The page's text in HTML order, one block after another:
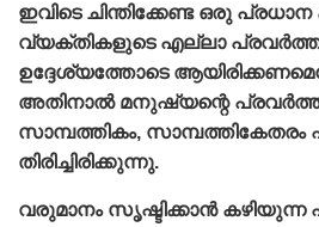
ഇവിടെ ചിന്തിക്കേണ്ട ഒരു
വ്യക്തികളുടെ എല്ലാ
ഉദ്ദേശ്യത്തോടെ
അതിനാല്‍ മനുഷ്യന്റെ
സാമ്പത്തികം, സാമ്പത്തികേതരം
തിരിച്ചിരിക്കുന്നു.
വരുമാനം സൃഷ്ടിക്കാന്‍ കഴിയുന്ന